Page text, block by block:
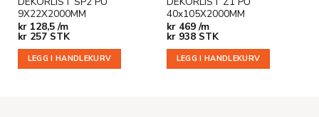
9X22X2000MM
kr128,5 /m
kr257 STK
LEGG I HANDLEKURV
40x105X2000MM
kr469 /m
kr938 STK
LEGG I HANDLEKURV